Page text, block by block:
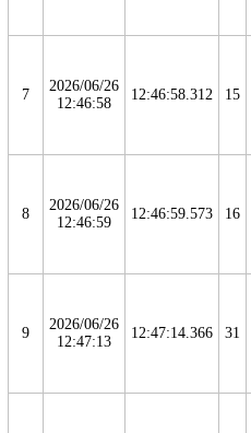
7
2026/06/26
12:46:58
12:46:58.312 15
8
2026/06/26
12:46:59
12:46:59.573 16
9
2026/06/26
12:47:13
12:47:14.366 31